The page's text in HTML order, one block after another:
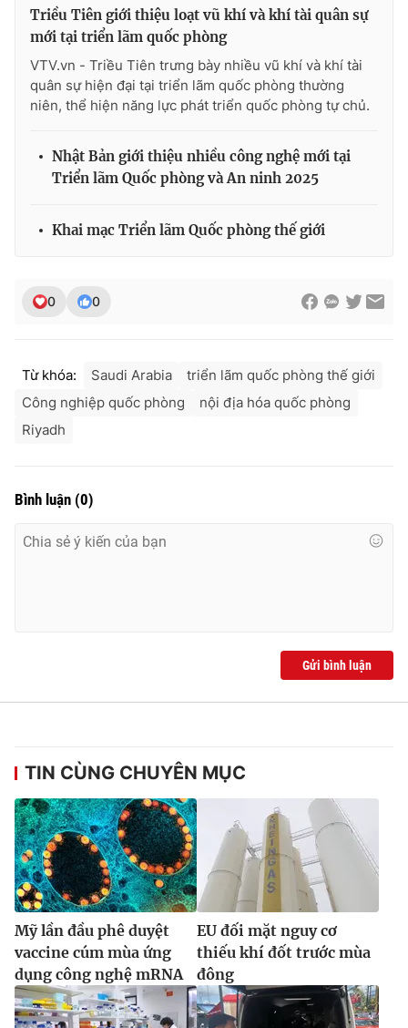
Ðiện thoại Thời báo VTV:024.66 897 897
Email:toasoan@vtv.vn
Liên hệ quảng cáo:024-7300.7108
Triều Tiên giới thiệu loạt vũ khí và khí tài quân sự
mới tại triển lãm quốc phòng
VTV.vn - Triều Tiên trưng bày nhiều vũ khí và khí tài
quân sự hiện đại tại triển lãm quốc phòng thường
niên, thể hiện năng lực phát triển quốc phòng tự chủ.
Nhật Bản giới thiệu nhiều công nghệ mới tại
Triển lãm Quốc phòng và An ninh 2025
Khai mạc Triển lãm Quốc phòng thế giới
0 0
Từ khóa: Saudi Arabia
triển lãm quốc phòng thế giới
Công nghiệp quốc phòng
nội địa hóa quốc phòng
Riyadh
Bình luận (0)
Gửi bình luận
TIN CÙNG CHUYÊN MỤC
Mỹ lần đầu phê duyệt
vaccine cúm mùa ứng
dụng công nghệ mRNA
EU đối mặt nguy cơ
thiếu khí đốt trước mùa
đông